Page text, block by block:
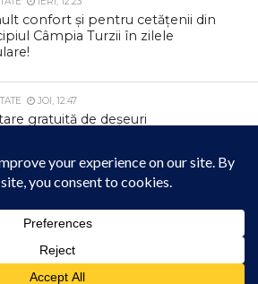
în continuare, vă exprimați acordul asupra folosirii
confort și pentru cetățenii din
Câmpia Turzii în zilele
JOI, 12:47
gratuită de deșeuri
Berc se transformă într un loc